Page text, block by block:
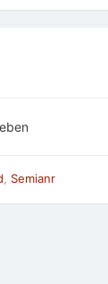
Semianr